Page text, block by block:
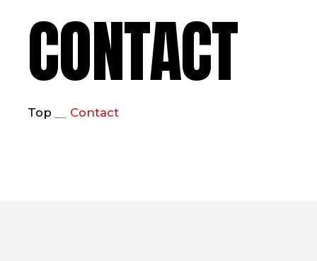
CONTACT
Top Contact